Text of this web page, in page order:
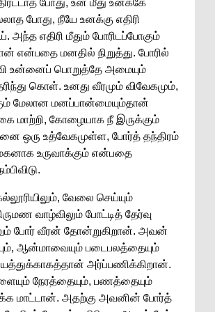
போது, நீயே உனக்கு எதிரி
அந்த எதிரி மீதும் போரிடப்போகும்
என்பதை மனதில் நிறுத்து. போரில்
உன்னைப் பொறுத்தே அமையும்
கொள். உனது வீரமும் விவேகமும்,
மேலான மனப்பான்மையும்தான்
மாற்றி, கோழையாக நீ இருக்கும்
ஒரு உத்வேகமுள்ள, போர்த் தந்திரம்
உருவாக்கும் என்பதை
வேலை செய்யும்
வாழ்விலும் போட்டித் தேர்வு
போர் வீரன் தோன்றுகிறான். அவன்
ஆன்மாவையும் படைபலத்தையும்
அர்ப்பணிக்கிறான்.
நேரத்தையும், பணத்தையும்
மாட்டான். அதற்கு அவனின் போர்த்